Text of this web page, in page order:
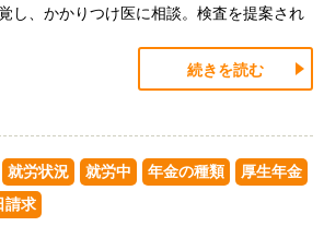
し、かかりつけ医に相談。検査を提案され
続きを読む
就労状況 就労中 年金の種類
厚生年金
請求